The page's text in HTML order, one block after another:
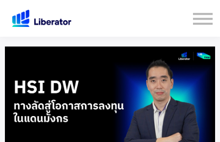
คู่มือใช้งาน Website
เปิดบัญชีกับ Liberator